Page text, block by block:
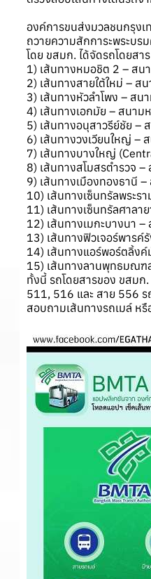
องค์การขนส่งมวลชนกรุงเ
ถวายความสักการะพระบ
โดย ขสมก. ได้จัดรถโดยส
1) เส้นทางหมอชิต 2 – สน
2) เส้นทางสายใต้ใหม่ – ส
3) เส้นทางหัวลำโพง – สน
4) เส้นทางเอกมัย – สนาม
5) เส้นทางอนุสาวรีย์ชัย –
6) เส้นทางวงเวียนใหญ่ –
7) เส้นทางบางใหญ่
8) เส้นทางสโมสรตำรวจ –
9) เส้นทางเมืองทองธานี
10) เส้นทางเซ็นทรัลพระร
11) เส้นทางเซ็นทรัลศาลา
12) เส้นทางเมกะบางนา –
13) เส้นทางฟิวเจอร์พารค์
14) เส้นทางแอร์พอร์ตลิ้ง
15) เส้นทางลานพุทธมณฑ
ทั้งนี้ รถโดยสารของ ขสม
511, 516 และ สาย 556 ร
สอบถามเส้นทางรถเมล์ ห